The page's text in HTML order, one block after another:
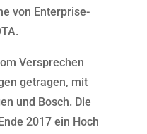
von Enterprise-
Versprechen
getragen, mit
und Bosch. Die
2017 ein Hoch